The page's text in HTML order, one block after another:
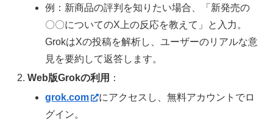
例：新商品の評判を知りたい場合、「新発売の
〇〇についてのX上の反応を教えて」と入力。
GrokはXの投稿を解析し、ユーザーのリアルな意
見を要約して返答します。
Web版Grokの利用 ：
grok.com
にアクセスし、無料アカウントでロ
グイン。